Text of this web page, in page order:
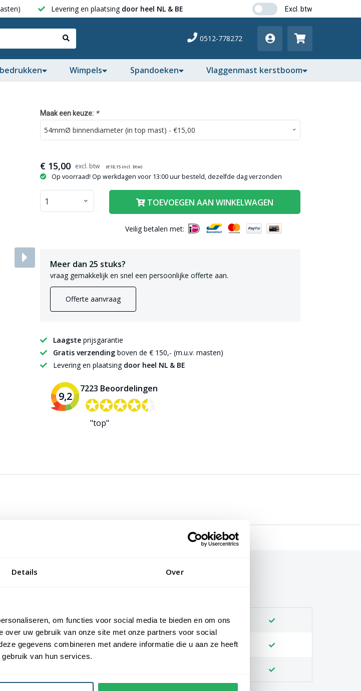
Details Over
om functies voor social media te bieden en om ons
uw gebruik van onze site met onze partners voor social
gegevens combineren met andere informatie die u aan ze heeft
van hun services.
Levering en plaatsing door heel NL & BE
0512-778272
Wimpels Spandoeken Vlaggenmast kerstboom
Maak een keuze: *
€ 15,00 (€18,15incl. btw)
Op voorraad! Op werkdagen voor 13:00 uur besteld, dezelfde dag verzonden
TOEVOEGEN AAN WINKELWAGEN
Veilig betalen met:
Meer dan 25 stuks?
vraag gemakkelijk en snel een persoonlijke offerte aan.
Offerte aanvraag
Laagste prijsgarantie
Gratis verzending boven de € 150,- (m.u.v. masten)
Levering en plaatsing door heel NL & BE
9,2
7223 Beoordelingen
✪✪✪✪✪
✪✪✪✪✪
"top"
m8.
Hoogwaardige kwaliteit
Lange levensduur